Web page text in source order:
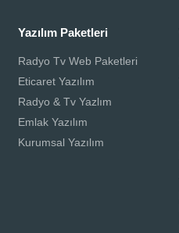
Yazılım Paketleri
Radyo Tv Web Paketleri
Eticaret Yazılım
Radyo & Tv Yazlım
Emlak Yazılım
Kurumsal Yazılım